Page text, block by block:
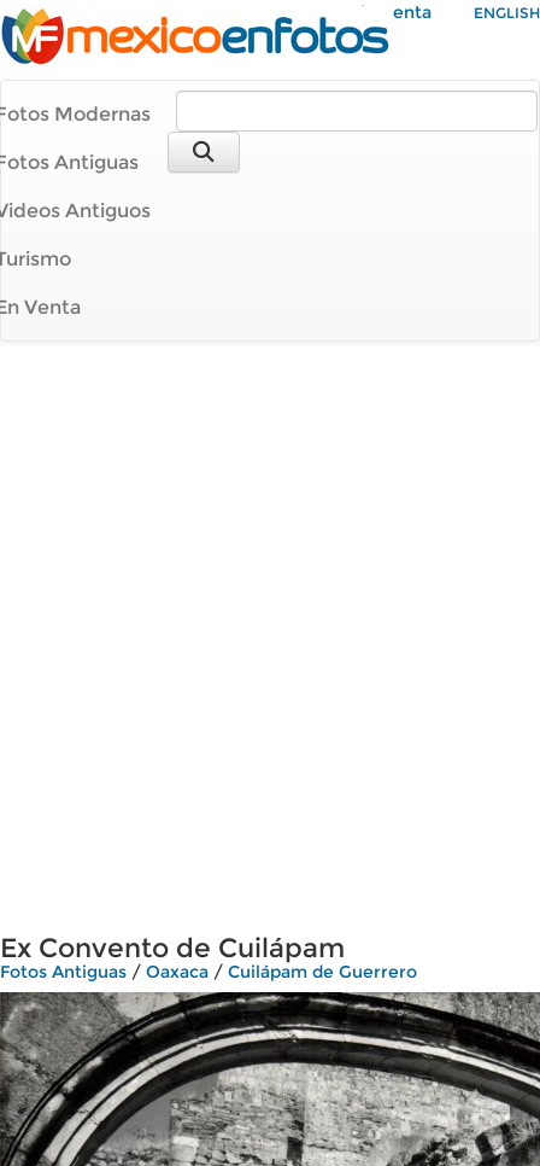
Mi Cuenta ENGLISH
Modernas
Antiguas
Antiguos
Venta
Ex Convento de Cuilápam
Fotos Antiguas / Oaxaca / Cuilápam de Guerrero